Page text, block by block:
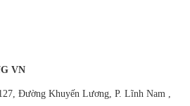
VN
Đường Khuyến Lương, P. Lĩnh Nam ,